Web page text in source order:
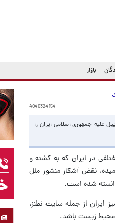
بازار
4040324154
علیه جمهوری اسلامی ایران را
هوایی رژیم صهیونیستی در روز ۲۳ خرداد به نقاط مختلفی در ایران که به کشته و
نقض آشکار منشور ملل
شده است.
از جمله سایت نطنز،
محیط زیست باشد.